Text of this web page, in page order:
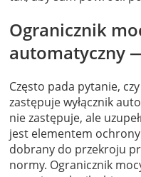
Ogranicznik
automatyczny
Często pada pytanie,
zastępuje wyłącznik
nie zastępuje, ale
jest elementem
dobrany do przekroju
normy. Ogranicznik